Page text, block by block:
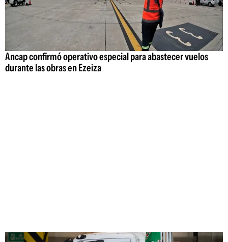
Ancap confirmó operativo especial para abastecer vuelos
durante las obras en Ezeiza